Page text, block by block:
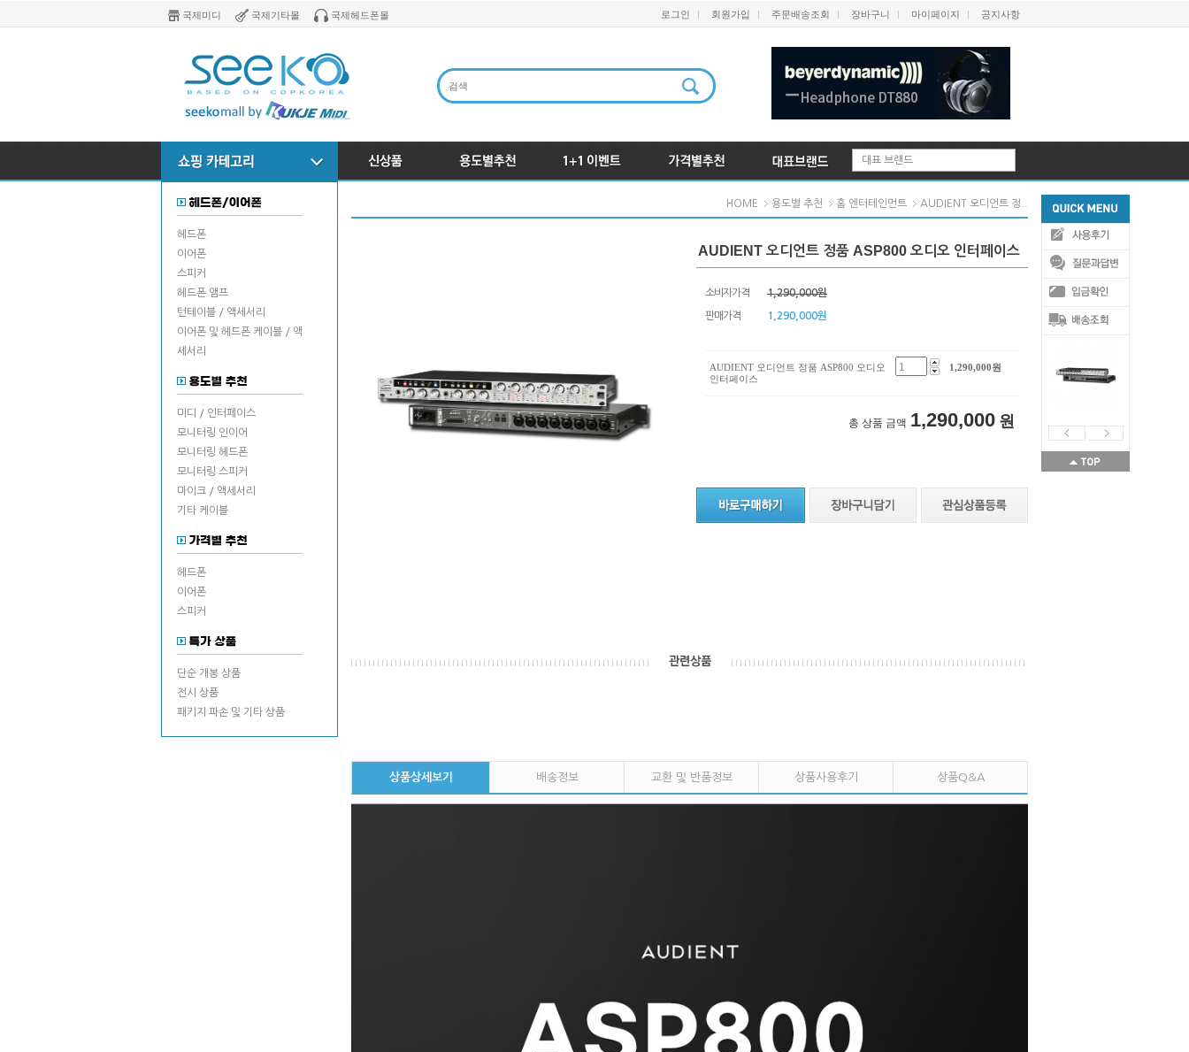
국제미디 국제기타몰 국제헤드폰몰 로그인 회원가입 주문배송조회 장바구니 마이페이지 공지사항
대표 브랜드
헤드폰
이어폰
스피커
헤드폰 앰프
턴테이블 / 액세서리
이어폰 및 헤드폰 케이블 / 액
세서리
미디 / 인터페이스
모니터링 인이어
모니터링 헤드폰
모니터링 스피커
마이크 / 액세서리
기타 케이블
헤드폰
이어폰
스피커
단순 개봉 상품
전시 상품
패키지 파손 및 기타 상품
HOME 용도별 추천 홈 엔터테인먼트 AUDIENT 오디언트 정..
AUDIENT 오디언트 정품 ASP800 오디오 인터페이스
소비자가격 1,290,000원
판매가격 1,290,000원
AUDIENT 오디언트 정품 ASP800 오디오
인터페이스
1,290,000원
총 상품 금액 1,290,000 원
상품상세보기 배송정보 교환 및 반품정보 상품사용후기 상품Q&A